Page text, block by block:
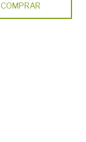
COMPRAR